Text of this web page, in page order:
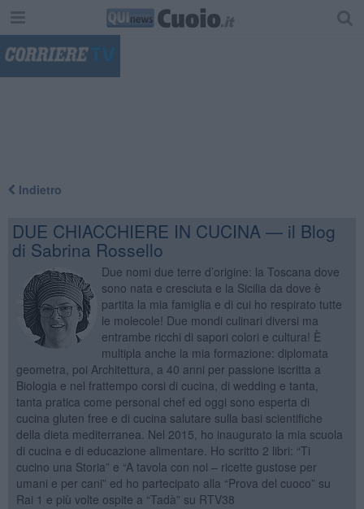
Indietro
DUE CHIACCHIERE IN CUCINA — il Blog
di Sabrina Rossello
Due nomi due terre d’origine: la Toscana dove
sono nata e cresciuta e la Sicilia da dove è
partita la mia famiglia e di cui ho respirato tutte
le molecole! Due mondi culinari diversi ma
entrambe ricchi di sapori colori e cultura! È
multipla anche la mia formazione: diplomata
geometra, poi Architettura, a 40 anni per passione iscritta a
Biologia e nel frattempo corsi di cucina, di wedding e tanta,
tanta pratica come personal chef ed oggi sono esperta di
cucina gluten free e di cucina salutare sulla basi scientifiche
della dieta mediterranea. Nel 2015, ho inaugurato la mia scuola
di cucina e di educazione alimentare. Ho scritto 2 libri: “Ti
cucino una Storia” e “A tavola con noi – ricette gustose per
umani e per cani” ed ho partecipato alla “Prova del cuoco” su
Rai 1 e più volte ospite a “Tadà” su RTV38